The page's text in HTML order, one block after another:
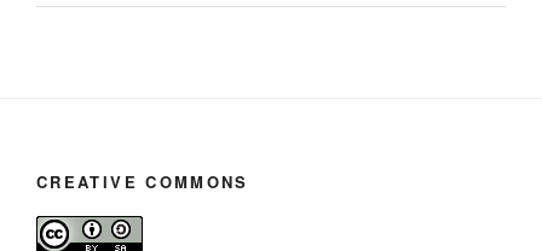
CREATIVE COMMONS